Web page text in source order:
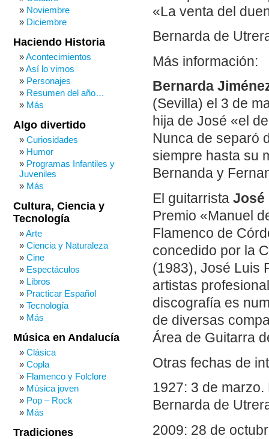
«La venta del
Bernarda de
Más información:
Bernarda
(Sevilla) el 3 de
hija de José «el
Nunca de separó
siempre hasta su
Bernanda y
El guitarrista José
Premio «Manuel
Flamenco de
concedido por la
(1983), José Luis
artistas
discografía es
de diversas
Área de Guitarra
Otras fechas de
1927: 3 de
Bernarda de
2009: 28 de
Noviembre
Diciembre
Haciendo Historia
Acontecimientos
Así lo vimos
Personajes
Resumen del año…
Más
Algo divertido
Curiosidades
Humor
Programas Infantiles y
Juveniles
Más
Cultura, Ciencia y
Tecnología
Arte
Ciencia y Naturaleza
Cine
Espectáculos
Libros
Practicar Español
Tecnología
Más
Música en Andalucía
Clásica
Copla
Flamenco y Folclore
Música joven
Pop – Rock
Más
Tradiciones